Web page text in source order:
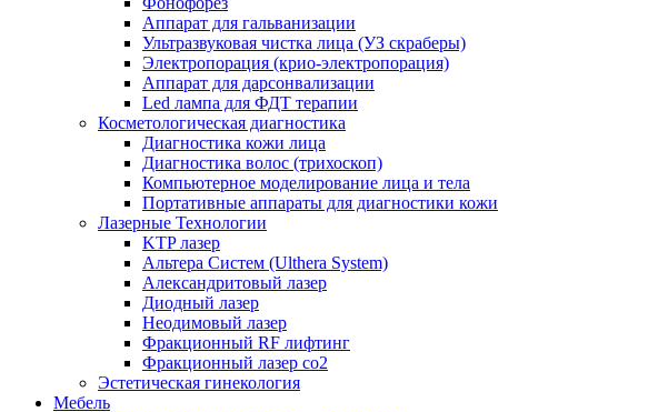
Аппарат для гальванизации
Ультразвуковая чистка лица (УЗ скраберы)
Электропорация (крио-электропорация)
Аппарат для дарсонвализации
Led лампа для ФДТ терапии
Косметологическая диагностика
Диагностика кожи лица
Диагностика волос (трихоскоп)
Компьютерное моделирование лица и тела
Портативные аппараты для диагностики кожи
Лазерные Технологии
KTP лазер
Альтера Систем (Ulthera System)
Александритовый лазер
Диодный лазер
Неодимовый лазер
Фракционный RF лифтинг
Фракционный лазер со2
Эстетическая гинекология
Мебель